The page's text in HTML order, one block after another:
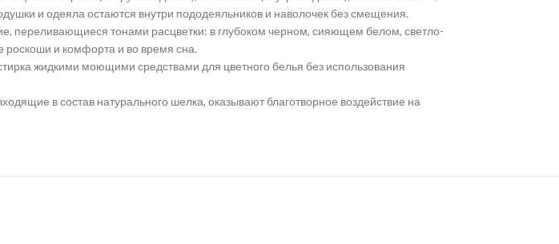
и одеяла остаются внутри пододеяльников и наволочек без смещения.
переливающиеся тонами расцветки: в глубоком черном, сияющем белом, светло-
и комфорта и во время сна.
жидкими моющими средствами для цветного белья без использования
в состав натурального шелка, оказывают благотворное воздействие на